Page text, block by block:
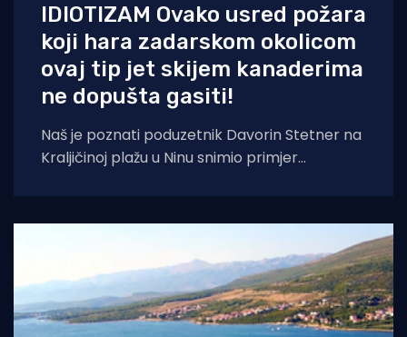
IDIOTIZAM Ovako usred požara
koji hara zadarskom okolicom
ovaj tip jet skijem kanaderima
ne dopušta gasiti!
Naš je poznati poduzetnik Davorin Stetner na
Kraljičinoj plažu u Ninu snimio primjer